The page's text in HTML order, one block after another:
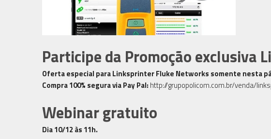
Participe da Promoção exclusiva
Oferta especial para Linksprinter Fluke Networks somente nesta
Compra 100% segura via Pay Pal: http://grupopolicom.com.br/venda/
Webinar gratuito
Dia 10/12 às 11h.